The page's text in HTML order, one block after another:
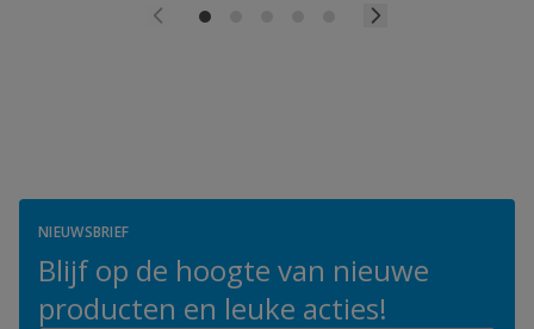
NIEUWSBRIEF
Blijf op de hoogte van nieuwe
producten en leuke acties!